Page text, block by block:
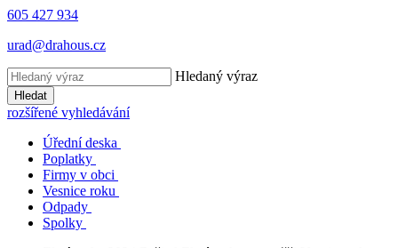
605 427 934
urad@drahous.cz
Hledaný výraz
Hledat
rozšířené vyhledávání
Úřední deska
Poplatky
Firmy v obci
Vesnice roku
Odpady
Spolky